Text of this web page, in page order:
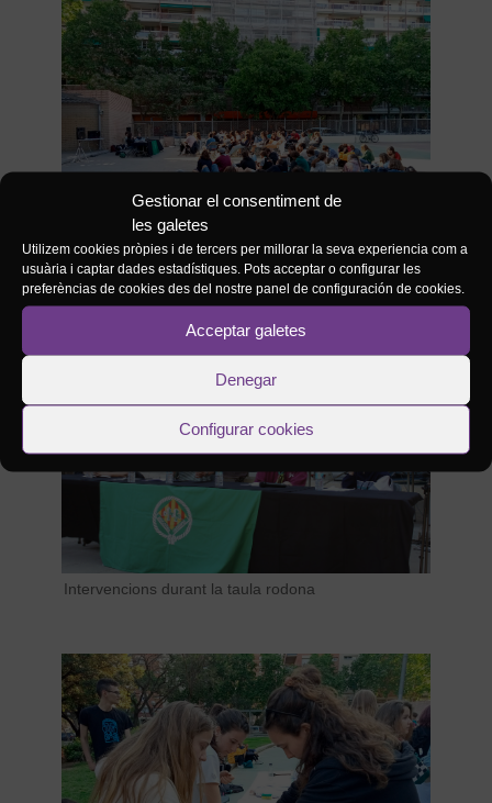
Gestionar el consentiment de
les galetes
Utilizem cookies pròpies i de tercers per millorar la seva experiencia com a
usuària i captar dades estadístiques. Pots acceptar o configurar les
preferèncias de cookies des del nostre panel de configuración de cookies.
Acceptar galetes
Denegar
Configurar cookies
Públic escoltant les intervencions durant la taula
rodona
Intervencions durant la taula rodona